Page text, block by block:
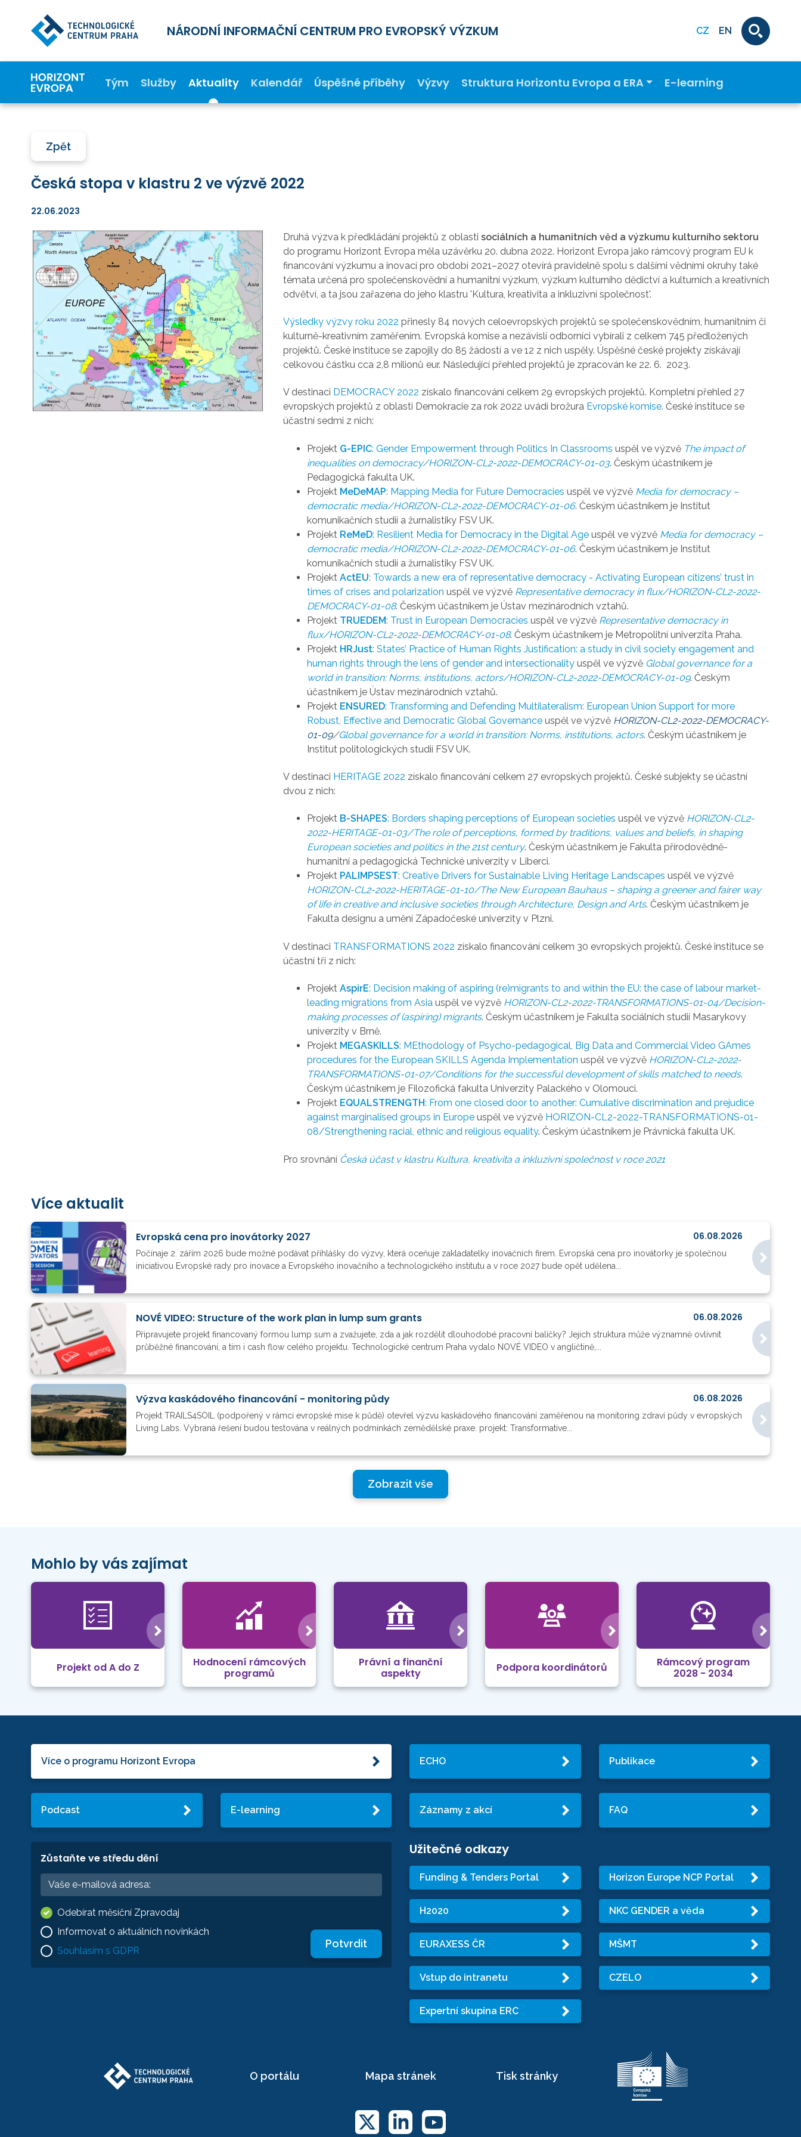
NÁRODNÍ INFORMAČNÍ CENTRUM PRO EVROPSKÝ VÝZKUM CZ EN
Tým Služby Aktuality Kalendář Úspěšné příběhy Výzvy Struktura Horizontu Evropa a ERA E-learning
Zpět
Česká stopa v klastru 2 ve výzvě 2022
22.06.2023
Druhá výzva k předkládání projektů z oblastisociálních a humanitních věd a výzkumu kulturního sektoru
do programu Horizont Evropa měla uzávěrku 20. dubna 2022. Horizont Evropa jako rámcový program EU k
financování výzkumu a inovací pro období 2021–2027 otevírá pravidelně spolu s dalšími vědními okruhy také
témata určená pro společenskovědní a humanitní výzkum, výzkum kulturního dědictví a kulturních a kreativních
odvětví, a ta jsou zařazena do jeho klastru 'Kultura, kreativita a inkluzivní společnost'.
Výsledky výzvy roku 2022 přinesly 84 nových celoevropských projektů se společenskovědním, humanitním či
kulturně-kreativním zaměřením. Evropská komise a nezávislí odborníci vybírali z celkem 745 předložených
projektů. České instituce se zapojily do 85 žádostí a ve 12 z nich uspěly. Úspěšné české projekty získávají
celkovou částku cca 2,8 milionů eur. Následující přehled projektů je zpracován ke 22. 6. 2023.
V destinaci DEMOCRACY 2022 získalo financování celkem 29 evropských projektů. Kompletní přehled 27
evropských projektů z oblasti Demokracie za rok 2022 uvádí brožura Evropské komise. České instituce se
účastní sedmi z nich:
Projekt G-EPIC: Gender Empowerment through Politics In Classrooms uspěl ve výzvě The impact of
inequalities on democracy/HORIZON-CL2-2022-DEMOCRACY-01-03. Českým účastníkem je
Pedagogická fakulta UK.
Projekt MeDeMAP: Mapping Media for Future Democracies uspěl ve výzvě Media for democracy –
democratic media/HORIZON-CL2-2022-DEMOCRACY-01-06. Českým účastníkem je Institut
komunikačních studií a žurnalistiky FSV UK.
Projekt ReMeD: Resilient Media for Democracy in the Digital Age uspěl ve výzvě Media for democracy –
democratic media/HORIZON-CL2-2022-DEMOCRACY-01-06. Českým účastníkem je Institut
komunikačních studií a žurnalistiky FSV UK.
ProjektActEU: Towards a new era of representative democracy - Activating European citizens’ trust in
times of crises and polarizationuspěl ve výzvě Representative democracy in flux/HORIZON-CL2-2022-
DEMOCRACY-01-08. Českým účastníkem je Ústav mezinárodních vztahů.
Projekt TRUEDEM: Trust in European Democracies uspěl ve výzvě Representative democracy in
flux/HORIZON-CL2-2022-DEMOCRACY-01-08. Českým účastníkem je Metropolitní univerzita Praha.
Projekt HRJust: States’ Practice of Human Rights Justification: a study in civil society engagement and
human rights through the lens of gender and intersectionality uspěl ve výzvě Global governance for a
world in transition: Norms, institutions, actors/HORIZON-CL2-2022-DEMOCRACY-01-09. Českým
účastníkem je Ústav mezinárodních vztahů.
Projekt ENSURED: Transforming and Defending Multilateralism: European Union Support for more
Robust, Effective and Democratic Global Governance uspěl ve výzvě HORIZON-CL2-2022-DEMOCRACY-
01-09/Global governance for a world in transition: Norms, institutions, actors. Českým účastníkem je
Institut politologických studií FSV UK.
V destinaci HERITAGE 2022 získalo financování celkem 27 evropských projektů. České subjekty se účastní
dvou z nich:
Projekt B-SHAPES: Borders shaping perceptions of European societies uspěl ve výzvě HORIZON-CL2-
2022-HERITAGE-01-03/The role of perceptions, formed by traditions, values and beliefs, in shaping
European societies and politics in the 21st century. Českým účastníkem je Fakulta přírodovědně-
humanitní a pedagogická Technické univerzity v Liberci.
Projekt PALIMPSEST: Creative Drivers for Sustainable Living Heritage Landscapes uspěl ve výzvě
HORIZON-CL2-2022-HERITAGE-01-10/The New European Bauhaus – shaping a greener and fairer way
of life in creative and inclusive societies through Architecture, Design and Arts. Českým účastníkem je
Fakulta designu a umění Západočeské univerzity v Plzni.
V destinaci TRANSFORMATIONS 2022 získalo financování celkem 30 evropských projektů. České instituce se
účastní tří z nich:
ProjektAspirE: Decision making of aspiring (re)migrants to and within the EU: the case of labour market-
leading migrations from Asia uspěl ve výzvě HORIZON-CL2-2022-TRANSFORMATIONS-01-04/Decision-
making processes of (aspiring) migrants. Českým účastníkem je Fakulta sociálních studií Masarykovy
univerzity v Brně.
Projekt MEGASKILLS: MEthodology of Psycho-pedagogical, Big Data and Commercial Video GAmes
procedures for the European SKILLS Agenda Implementation uspěl ve výzvě HORIZON-CL2-2022-
TRANSFORMATIONS-01-07/Conditions for the successful development of skills matched to needs.
Českým účastníkem je Filozofická fakulta Univerzity Palackého v Olomouci.
Projekt EQUALSTRENGTH: From one closed door to another: Cumulative discrimination and prejudice
against marginalised groups in Europe uspěl ve výzvě HORIZON-CL2-2022-TRANSFORMATIONS-01-
08/Strengthening racial, ethnic and religious equality. Českým účastníkem je Právnická fakulta UK.
Pro srovnání Česká účast v klastru Kultura, kreativita a inkluzivní společnost v roce 2021
Více aktualit
Evropská cena pro inovátorky 2027 06.08.2026
Počínaje 2. zářím 2026 bude možné podávat přihlášky do výzvy, která oceňuje zakladatelky inovačních firem. Evropská cena pro inovátorky je společnou
iniciativou Evropské rady pro inovace a Evropského inovačního a technologického institutu a v roce 2027 bude opět udělena...
NOVÉ VIDEO: Structure of the work plan in lump sum grants 06.08.2026
Připravujete projekt financovaný formou lump sum a zvažujete, zda a jak rozdělit dlouhodobé pracovní balíčky? Jejich struktura může významně ovlivnit
průběžné financování, a tím i cash flow celého projektu. Technologické centrum Praha vydalo NOVÉ VIDEO v angličtině,...
Výzva kaskádového financování - monitoring půdy 06.08.2026
Projekt TRAILS4SOIL (podpořený v rámci evropské mise k půdě) otevřel výzvu kaskádového financování zaměřenou na monitoring zdraví půdy v evropských
Living Labs. Vybraná řešení budou testována v reálných podmínkách zemědělské praxe. projekt: Transformative...
Zobrazit vše
Mohlo by vás zajímat
Projekt od A do Z
Hodnocení rámcových
programů
Právní a finanční
aspekty
Podpora koordinátorů
Rámcový program
2028 - 2034
Více o programu Horizont Evropa
Podcast E-learning
Zůstaňte ve středu dění
Odebírat měsíční Zpravodaj
Informovat o aktuálních novinkách
Souhlasím s GDPR
Potvrdit
ECHO Publikace
Záznamy z akcí FAQ
Užitečné odkazy
Funding & Tenders Portal Horizon Europe NCP Portal
H2020 NKC GENDER a věda
EURAXESS ČR MŠMT
Vstup do intranetu CZELO
Expertní skupina ERC
O portálu Mapa stránek Tisk stránky